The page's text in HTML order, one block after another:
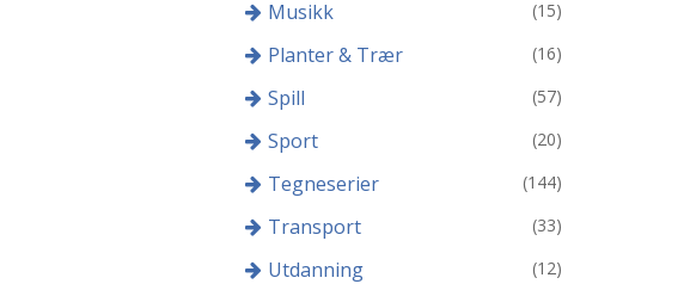
Musikk (15)
Planter & Trær (16)
Spill (57)
Sport (20)
Tegneserier (144)
Transport (33)
Utdanning (12)